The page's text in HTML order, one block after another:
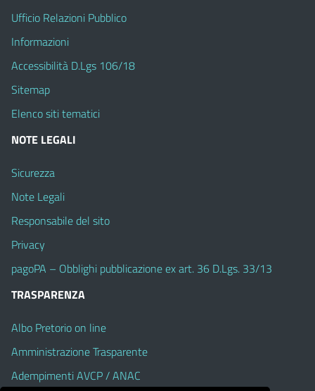
Ufficio Relazioni Pubblico
Informazioni
Accessibilità D.Lgs 106/18
Sitemap
Elenco siti tematici
NOTE LEGALI
Sicurezza
Note Legali
Responsabile del sito
Privacy
pagoPA – Obblighi pubblicazione ex art. 36 D.Lgs. 33/13
TRASPARENZA
Albo Pretorio on line
Amministrazione Trasparente
Adempimenti AVCP / ANAC